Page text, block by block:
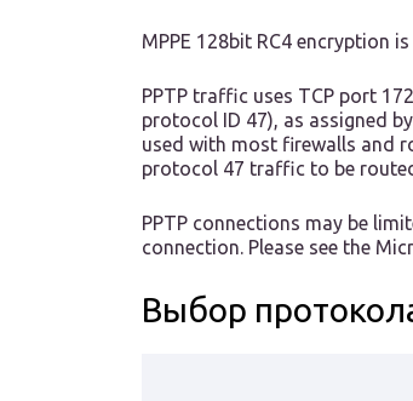
MPPE 128bit RC4 encryption
PPTP traffic uses TCP port
protocol ID 47), as assigned
used with most firewalls and
protocol 47 traffic to be
PPTP connections may be
connection. Please see the
Выбор